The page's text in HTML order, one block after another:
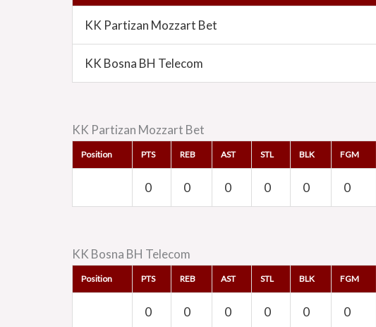
KK Partizan Mozzart Bet
KK Bosna BH Telecom
KK Partizan Mozzart Bet
Position PTS REB AST STL BLK FGM
0 0 0 0 0 0
KK Bosna BH Telecom
Position PTS REB AST STL BLK FGM
0 0 0 0 0 0